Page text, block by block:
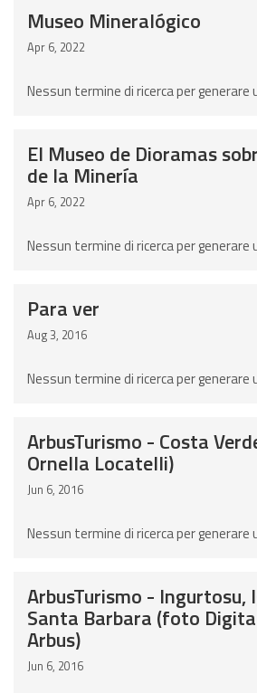
Museo Mineralógico
Apr 6, 2022
Nessun termine di ricerca per
El Museo de Dioramas
de la Minería
Apr 6, 2022
Nessun termine di ricerca per
Para ver
Aug 3, 2016
Nessun termine di ricerca per
ArbusTurismo - Costa
Ornella Locatelli)
Jun 6, 2016
Nessun termine di ricerca per
ArbusTurismo - Ingurtosu,
Santa Barbara (foto
Arbus)
Jun 6, 2016